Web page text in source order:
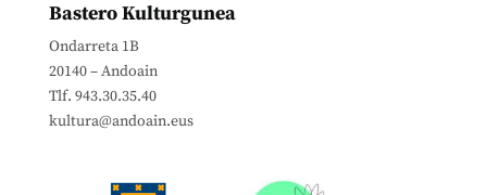
Bastero Kulturgunea
Ondarreta 1B
20140 – Andoain
Tlf. 943.30.35.40
kultura@andoain.eus